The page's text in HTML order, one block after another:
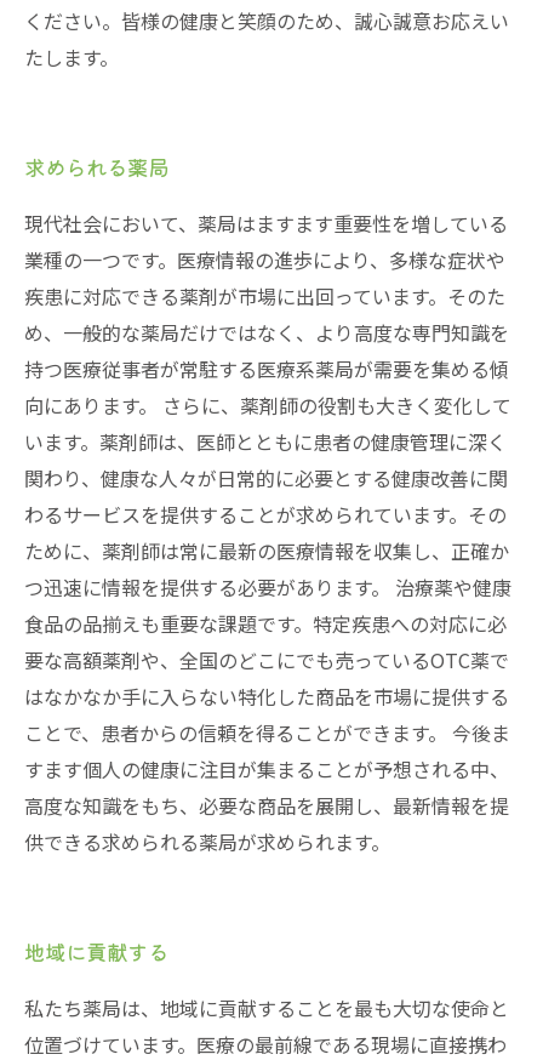
ください。皆様の健康と笑顔のため、誠心誠意お応えい
たします。
求められる薬局
現代社会において、薬局はますます重要性を増している
業種の一つです。医療情報の進歩により、多様な症状や
疾患に対応できる薬剤が市場に出回っています。そのた
め、一般的な薬局だけではなく、より高度な専門知識を
持つ医療従事者が常駐する医療系薬局が需要を集める傾
向にあります。 さらに、薬剤師の役割も大きく変化して
います。薬剤師は、医師とともに患者の健康管理に深く
関わり、健康な人々が日常的に必要とする健康改善に関
わるサービスを提供することが求められています。その
ために、薬剤師は常に最新の医療情報を収集し、正確か
つ迅速に情報を提供する必要があります。 治療薬や健康
食品の品揃えも重要な課題です。特定疾患への対応に必
要な高額薬剤や、全国のどこにでも売っているOTC薬で
はなかなか手に入らない特化した商品を市場に提供する
ことで、患者からの信頼を得ることができます。 今後ま
すます個人の健康に注目が集まることが予想される中、
高度な知識をもち、必要な商品を展開し、最新情報を提
供できる求められる薬局が求められます。
地域に貢献する
私たち薬局は、地域に貢献することを最も大切な使命と
位置づけています。医療の最前線である現場に直接携わ